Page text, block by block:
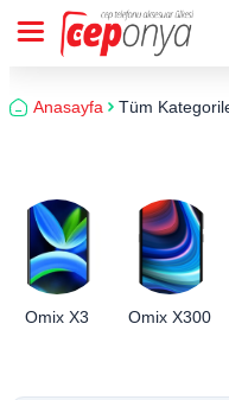
Anasayfa Tüm
Omix X3 Omix X300